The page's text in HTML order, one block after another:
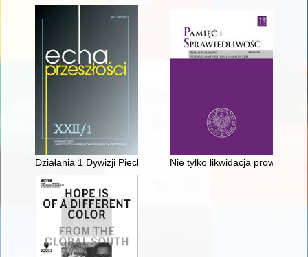
Działania 1 Dywizji Piechoty Legionów we wrześniu 1939
Nie tylko likwidacja